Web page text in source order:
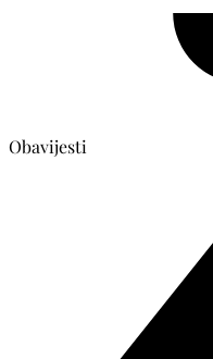
Obavijesti